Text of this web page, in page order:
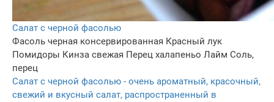
Салат с черной фасолью
Фасоль черная консервированная Красный лук
Помидоры Кинза свежая Перец халапеньо Лайм Соль,
перец
Салат с черной фасолью - очень ароматный, красочный,
свежий и вкусный салат, распространенный в